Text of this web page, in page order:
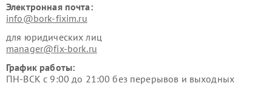
Электронная почта:
info@bork-fixim.ru
для юридических лиц
manager@fix-bork.ru
График работы:
ПН-ВСК с 9:00 до 21:00 без перерывов и выходных